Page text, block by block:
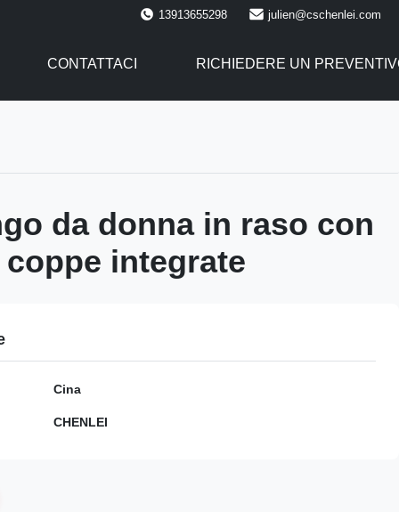
13913655298 julien@cschenlei.com
CONTATTACI RICHIEDERE UN
da donna in raso con
integrate
Cina
CHENLEI